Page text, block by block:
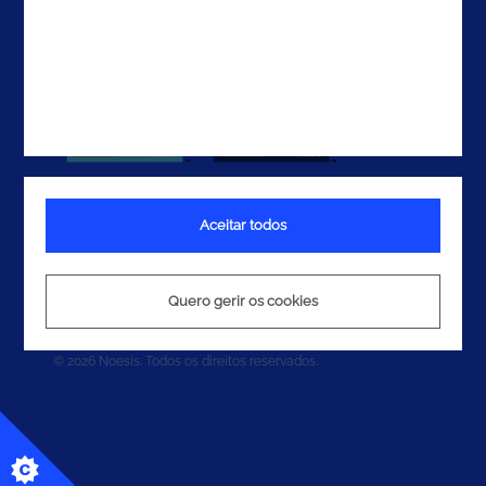
© 2026 Noesis. Todos os direitos reservados.
Quero gerir os cookies
Aceitar todos